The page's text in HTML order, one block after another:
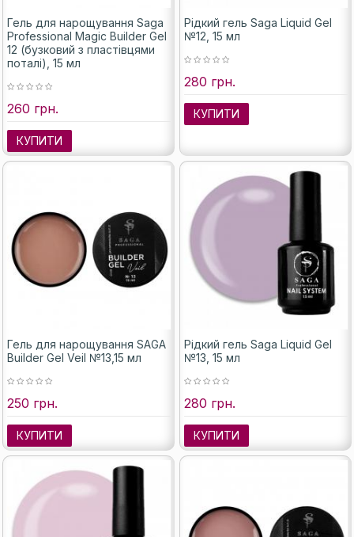
Гель для нарощування Saga
Professional Magic Builder Gel
12 (бузковий з пластівцями
поталі), 15 мл
260 грн.
КУПИТИ
Рідкий гель Saga Liquid Gel
№12, 15 мл
280 грн.
КУПИТИ
Гель для нарощування SAGA
Builder Gel Veil №13,15 мл
250 грн.
КУПИТИ
Рідкий гель Saga Liquid Gel
№13, 15 мл
280 грн.
КУПИТИ